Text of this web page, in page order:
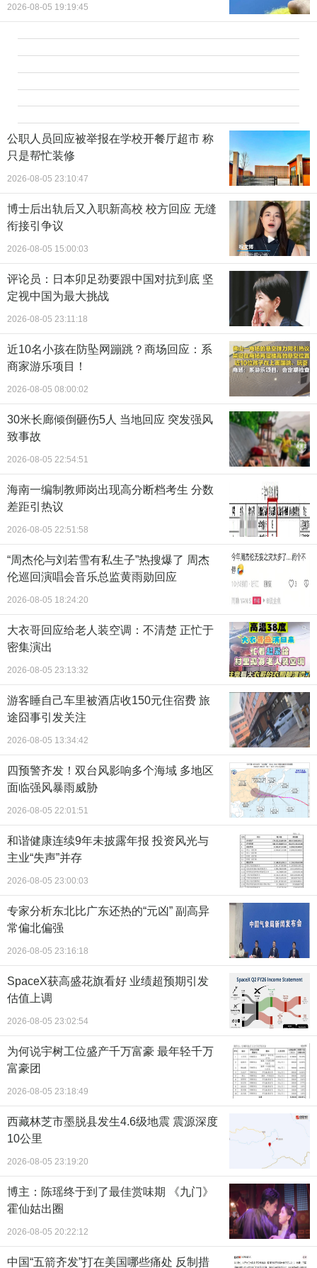
2026-08-05 19:19:45
公职人员回应被举报在学校开餐厅超市 称
只是帮忙装修
2026-08-05 23:10:47
博士后出轨后又入职新高校 校方回应 无缝
衔接引争议
2026-08-05 15:00:03
评论员：日本卯足劲要跟中国对抗到底 坚
定视中国为最大挑战
2026-08-05 23:11:18
近10名小孩在防坠网蹦跳？商场回应：系
商家游乐项目！
2026-08-05 08:00:02
30米长廊倾倒砸伤5人 当地回应 突发强风
致事故
2026-08-05 22:54:51
海南一编制教师岗出现高分断档考生 分数
差距引热议
2026-08-05 22:51:58
“周杰伦与刘若雪有私生子”热搜爆了 周杰
伦巡回演唱会音乐总监黄雨勋回应
2026-08-05 18:24:20
大衣哥回应给老人装空调：不清楚 正忙于
密集演出
2026-08-05 23:13:32
游客睡自己车里被酒店收150元住宿费 旅
途囧事引发关注
2026-08-05 13:34:42
四预警齐发！双台风影响多个海域 多地区
面临强风暴雨威胁
2026-08-05 22:01:51
和谐健康连续9年未披露年报 投资风光与
主业“失声”并存
2026-08-05 23:00:03
专家分析东北比广东还热的“元凶” 副高异
常偏北偏强
2026-08-05 23:16:18
SpaceX获高盛花旗看好 业绩超预期引发
估值上调
2026-08-05 23:02:54
为何说宇树工位盛产千万富豪 最年轻千万
富豪团
2026-08-05 23:18:49
西藏林芝市墨脱县发生4.6级地震 震源深度
10公里
2026-08-05 23:19:20
博主：陈瑶终于到了最佳赏味期 《九门》
霍仙姑出圈
2026-08-05 20:22:12
中国“五箭齐发”打在美国哪些痛处 反制措